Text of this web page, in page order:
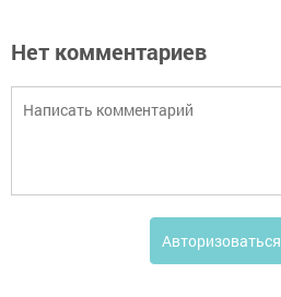
Нет комментариев
Авторизоваться